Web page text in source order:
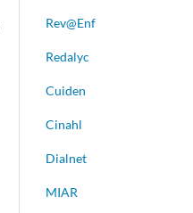
Rev@Enf
Redalyc
Cuiden
Cinahl
Dialnet
MIAR